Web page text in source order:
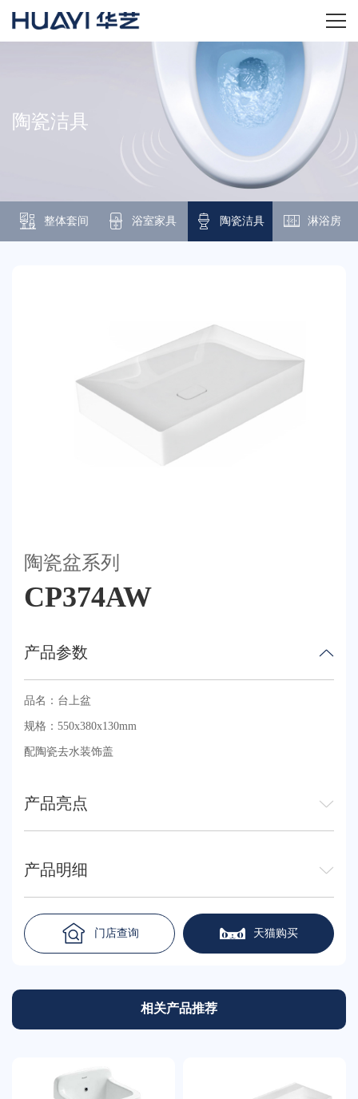
关于华艺
新闻资讯
招商加盟
陶瓷洁具
整体套间 浴室家具 陶瓷洁具 淋浴房
陶瓷盆系列
CP374AW
产品参数
品名：台上盆
规格：550x380x130mm
配陶瓷去水装饰盖
产品亮点
产品明细
门店查询 天猫购买
相关产品推荐